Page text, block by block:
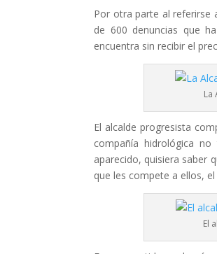
Por otra parte al referirse
de 600 denuncias que
encuentra sin recibir el
La
El alcalde progresista
compañía hidrológica
aparecido, quisiera saber
que les compete a ellos,
El